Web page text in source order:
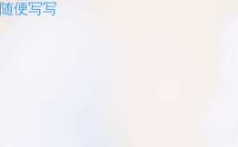
随便写写